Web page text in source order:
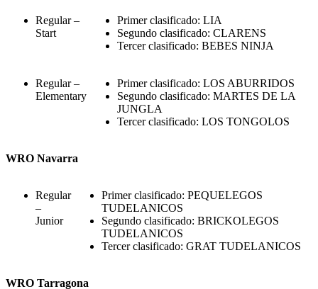
Regular –
Start
Primer clasificado: LIA
Segundo clasificado: CLARENS
Tercer clasificado: BEBES NINJA
Regular –
Elementary
Primer clasificado: LOS ABURRIDOS
Segundo clasificado: MARTES DE LA
JUNGLA
Tercer clasificado: LOS TONGOLOS
WRO Navarra
Regular
–
Junior
Primer clasificado: PEQUELEGOS
TUDELANICOS
Segundo clasificado: BRICKOLEGOS
TUDELANICOS
Tercer clasificado: GRAT TUDELANICOS
WRO Tarragona